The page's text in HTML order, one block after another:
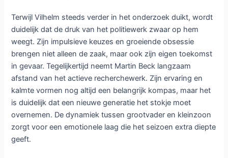
Terwijl Vilhelm steeds verder in het onderzoek duikt, wordt
duidelijk dat de druk van het politiewerk zwaar op hem
weegt. Zijn impulsieve keuzes en groeiende obsessie
brengen niet alleen de zaak, maar ook zijn eigen toekomst
in gevaar. Tegelijkertijd neemt Martin Beck langzaam
afstand van het actieve recherchewerk. Zijn ervaring en
kalmte vormen nog altijd een belangrijk kompas, maar het
is duidelijk dat een nieuwe generatie het stokje moet
overnemen. De dynamiek tussen grootvader en kleinzoon
zorgt voor een emotionele laag die het seizoen extra diepte
geeft.